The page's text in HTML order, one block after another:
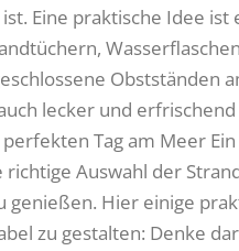
Eine praktische Idee ist
Obstständen
lecker und
Tag am Meer
Auswahl der
Hier einige
zu gestalten: Denke